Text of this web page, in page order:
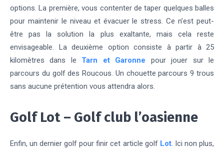
options. La première, vous contenter de taper quelques balles
pour maintenir le niveau et évacuer le stress. Ce n’est peut-
être pas la solution la plus exaltante, mais cela reste
envisageable. La deuxième option consiste à partir à 25
kilomètres dans le Tarn et Garonne
pour jouer sur le
parcours du golf des Roucous. Un chouette parcours 9 trous
sans aucune prétention vous attendra alors.
Golf Lot – Golf club l’oasienne
Enfin, un dernier golf pour finir cet article golf Lot. Ici non plus,